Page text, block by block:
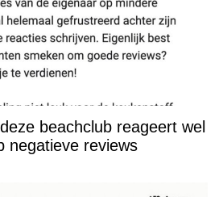
beachclub reageert wel
negatieve reviews